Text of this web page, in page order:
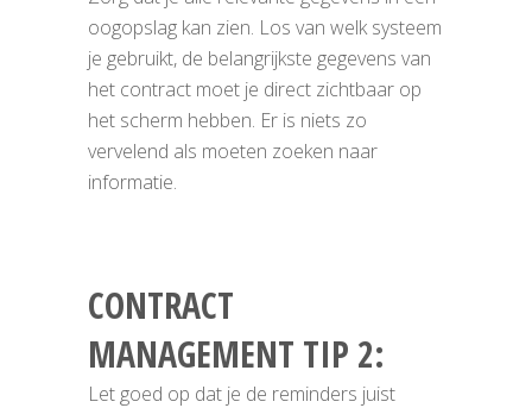
oogopslag kan zien. Los van welk systeem
je gebruikt, de belangrijkste gegevens van
het contract moet je direct zichtbaar op
het scherm hebben. Er is niets zo
vervelend als moeten zoeken naar
informatie.
CONTRACT
MANAGEMENT TIP 2:
Let goed op dat je de reminders juist